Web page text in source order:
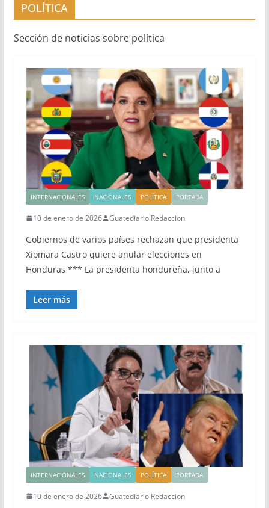
POLÍTICA
Sección de noticias sobre política
INTERNACIONALES NACIONALES POLÍTICA PORTADA
10 de enero de 2026 Guatediario Redaccion
Gobiernos de varios países rechazan que presidenta
Xiomara Castro quiere anular elecciones en
Honduras *** La presidenta hondureña, junto a
Leer más
INTERNACIONALES NACIONALES POLÍTICA PORTADA
10 de enero de 2026 Guatediario Redaccion